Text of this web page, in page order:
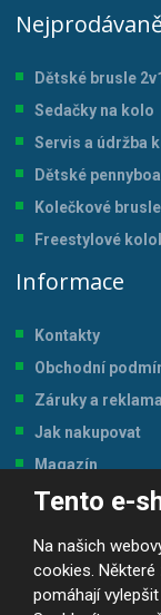
Tento e-
Na našich
cookies.
pomáhají
Dětské brusle 2v1
Sedačky na kolo
Servis a údržba
Dětské
Kolečkové brusle
Freestylové
Informace
Kontakty
Obchodní
Záruky a
Jak nakupovat
Magazín
Tabulka velikostí